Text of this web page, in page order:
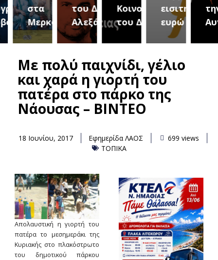
στα
Μερκούρεια
του Δήμου
Αλεξάνδρειας
Κοινοτήτων
του Δήμου
εισιτήριο 2
ευρώ
την
Με πολύ παιχνίδι, γέλιο
και χαρά η γιορτή του
πατέρα στο πάρκο της
Νάουσας – BINTEO
18 Ιουνίου, 2017 Εφημερίδα ΛΑΟΣ
699 views
ΤΟΠΙΚΑ
Απολαυστική η γιορτή του
πατέρα το μεσημεράκι της
Κυριακής στο πλακόστρωτο
του δημοτικού πάρκου